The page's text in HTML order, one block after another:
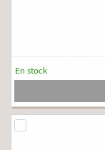
En stock